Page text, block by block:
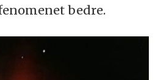
bedre.